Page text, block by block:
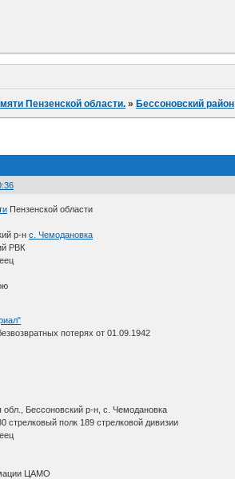
Пензенской области. » Бессоновский район
Пензенской области
р-нс. Чемодановка
РВК
потерях от 01.09.1942
Бессоновский р-н, с. Чемодановка
стрелковый полк 189 стрелковой дивизии
ЦАМО